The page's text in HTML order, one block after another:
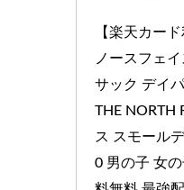
【楽天カー
ノースフェ
サック デイ
THE NORTH
ス スモール
0 男の子 女